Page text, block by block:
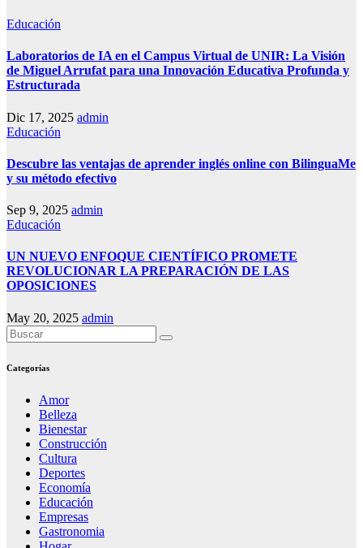
Educación
Laboratorios de IA en el Campus Virtual de UNIR: La Visión
de Miguel Arrufat para una Innovación Educativa Profunda y
Estructurada
Dic 17, 2025 admin
Educación
Descubre las ventajas de aprender inglés online con BilinguaMe
y su método efectivo
Sep 9, 2025 admin
Educación
UN NUEVO ENFOQUE CIENTÍFICO PROMETE
REVOLUCIONAR LA PREPARACIÓN DE LAS
OPOSICIONES
May 20, 2025 admin
Categorías
Amor
Belleza
Bienestar
Construcción
Cultura
Deportes
Economía
Educación
Empresas
Gastronomia